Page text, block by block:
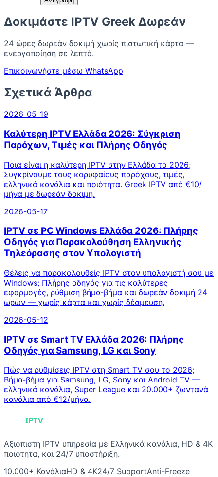
Δοκιμάστε IPTV Greek Δωρεάν
24 ώρες δωρεάν δοκιμή χωρίς πιστωτική κάρτα —
ενεργοποίηση σε λεπτά.
Επικοινωνήστε μέσω WhatsApp
Σχετικά Άρθρα
2026-05-19
Καλύτερη IPTV Ελλάδα 2026: Σύγκριση
Παρόχων, Τιμές και Πλήρης Οδηγός
Ποια είναι η καλύτερη IPTV στην Ελλάδα το 2026;
Συγκρίνουμε τους κορυφαίους παρόχους, τιμές,
ελληνικά κανάλια και ποιότητα. Greek IPTV από €10/
μήνα με δωρεάν δοκιμή.
2026-05-17
IPTV σε PC Windows Ελλάδα 2026: Πλήρης
Οδηγός για Παρακολούθηση Ελληνικής
Τηλεόρασης στον Υπολογιστή
Θέλεις να παρακολουθείς IPTV στον υπολογιστή σου με
Windows; Πλήρης οδηγός για τις καλύτερες
εφαρμογές, ρύθμιση βήμα-βήμα και δωρεάν δοκιμή 24
ωρών — χωρίς κάρτα και χωρίς δέσμευση.
2026-05-12
IPTV σε Smart TV Ελλάδα 2026: Πλήρης
Οδηγός για Samsung, LG και Sony
Πώς να ρυθμίσεις IPTV στη Smart TV σου το 2026;
Βήμα-βήμα για Samsung, LG, Sony και Android TV —
ελληνικά κανάλια, Super League και 20.000+ ζωντανά
κανάλια από €12/μήνα.
Αξιόπιστη IPTV υπηρεσία με Ελληνικά κανάλια, HD & 4K
ποιότητα, και 24/7 υποστήριξη.
10.000+ ΚανάλιαHD & 4K24/7 SupportAnti-Freeze